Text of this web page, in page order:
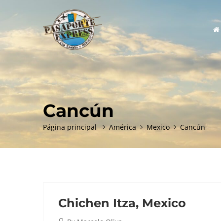
Cancún
Página principal América Mexico Cancún
Chichen Itza, Mexico